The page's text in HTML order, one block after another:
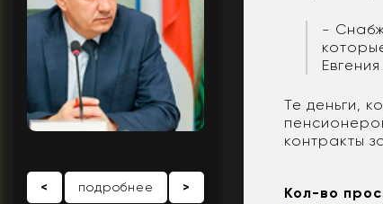
< подробнее >
-
Те деньги,
контракты
Кол-во